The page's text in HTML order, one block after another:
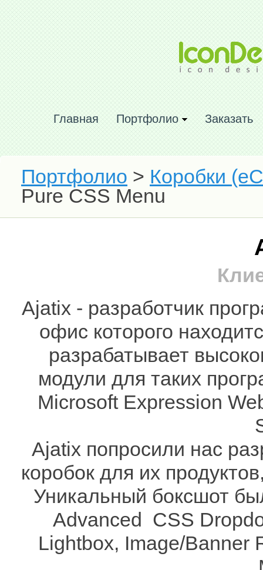
Главная Портфолио Заказать
Портфолио > Коробки
Pure CSS Menu
Ajatix - разработчик
офис которого
разрабатывает
модули для таких
Microsoft Expression
Ajatix попросили нас
коробок для их
Уникальный боксшот
Advanced CSS
Lightbox, Image/Banner